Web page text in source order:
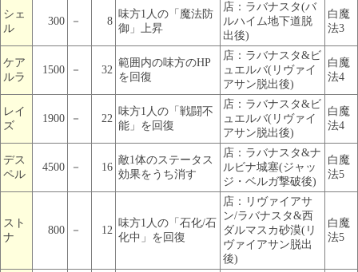
シェ
ル
300 － 8
味方1人の「魔法防
御」上昇
店：ラバナスタ(バ
ルハイム地下道脱
出後)
白魔
法3
ケア
ルラ
1500 － 32
範囲内の味方のHP
を回復
店：ラバナスタ&ビ
ュエルバ(リヴァイ
アサン脱出後)
白魔
法4
レイ
ズ
1900 － 22
味方1人の「戦闘不
能」を回復
店：ラバナスタ&ビ
ュエルバ(リヴァイ
アサン脱出後)
白魔
法4
デス
ペル
4500 － 16
敵1体のステータス
効果をうち消す
店：ラバナスタ&ナ
ルビナ城塞(ジャッ
ジ・ベルガ撃破後)
白魔
法5
スト
ナ
800 － 12
味方1人の「石化/石
化中」を回復
店：リヴァイアサ
ン/ラバナスタ&西
ダルマスカ砂漠(リ
ヴァイアサン脱出
後)
白魔
法5